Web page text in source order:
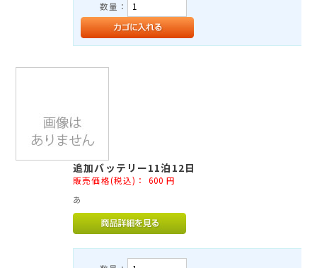
数量：
追加バッテリー11泊12日
販売価格(税込)： 600 円
あ